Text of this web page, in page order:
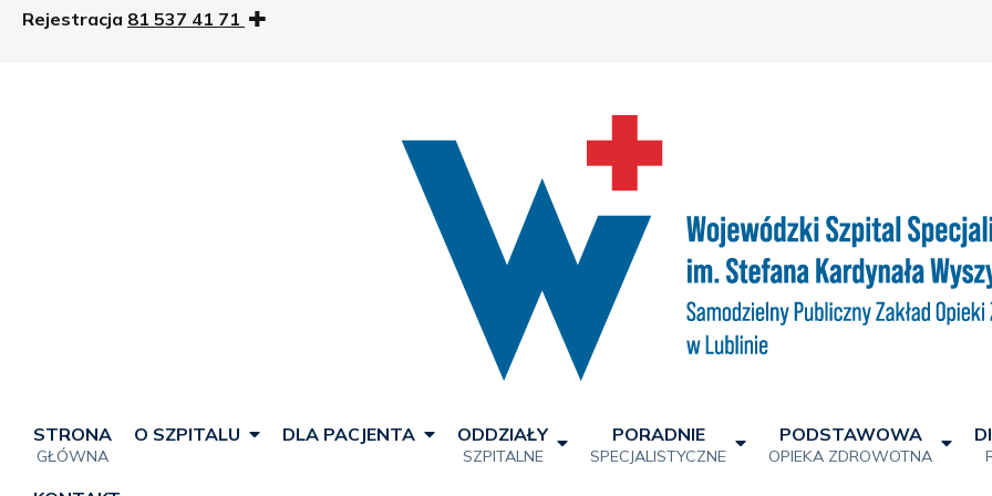
Rejestracja 81 537 41 71
STRONA
GŁÓWNA
O SZPITALU DLA PACJENTA ODDZIAŁY
SZPITALNE
PORADNIE
SPECJALISTYCZNE
PODSTAWOWA
OPIEKA ZDROWOTNA